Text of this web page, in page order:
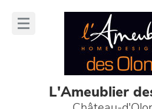
L'Ameublier